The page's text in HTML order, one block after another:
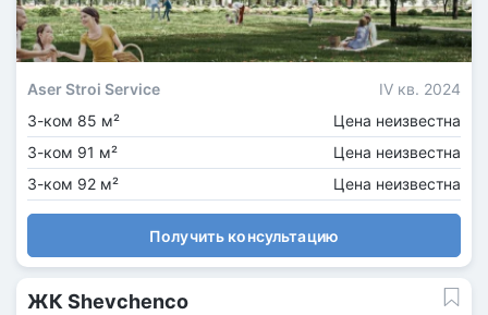
Aser Stroi Service
IV кв. 2024
3-ком 85 м²
Цена неизвестна
3-ком 91 м²
Цена неизвестна
3-ком 92 м²
Цена неизвестна
Получить консультацию
ЖК Shevchenco